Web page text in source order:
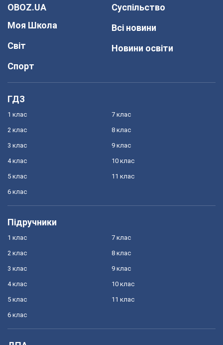
OBOZ.UA
Моя Школа
Світ
Спорт
Суспільство
Всі новини
Новини освіти
ГДЗ
1 клас
2 клас
3 клас
4 клас
5 клас
6 клас
7 клас
8 клас
9 клас
10 клас
11 клас
Підручники
1 клас
2 клас
3 клас
4 клас
5 клас
6 клас
7 клас
8 клас
9 клас
10 клас
11 клас